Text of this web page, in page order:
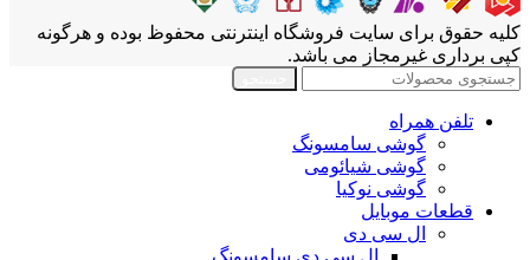
کلیه حقوق برای سایت فروشگاه اینترنتی محفوظ بوده و هرگونه
کپی برداری غیرمجاز می باشد.
تلفن همراه
گوشی سامسونگ
گوشی شیائومی
گوشی نوکیا
قطعات موبایل
ال سی دی